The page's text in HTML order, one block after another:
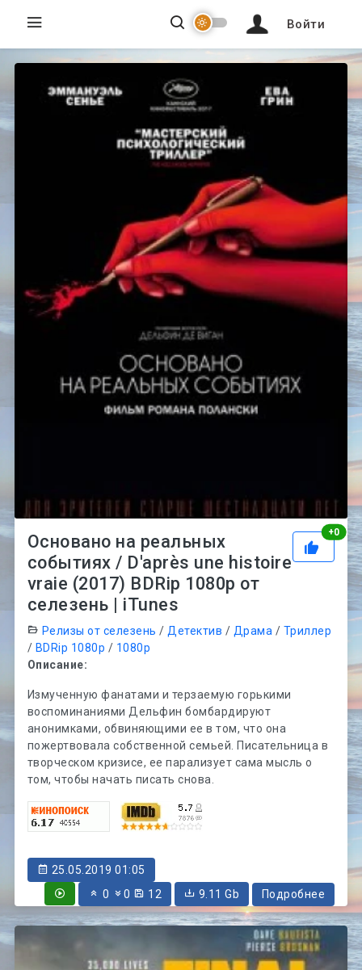
Войти
+0
Основано на реальных
событиях / D'après une histoire
vraie (2017) BDRip 1080p от
селезень | iTunes
Релизы от селезень / Детектив / Драма / Триллер
/ BDRip 1080p / 1080p
Описание:
Измученную фанатами и терзаемую горькими
воспоминаниями Дельфин бомбардируют
анонимками, обвиняющими ее в том, что она
пожертвовала собственной семьей. Писательница в
творческом кризисе, ее парализует сама мысль о
том, чтобы начать писать снова.
25.05.2019 01:05
0
0 12 9.11 Gb Подробнее